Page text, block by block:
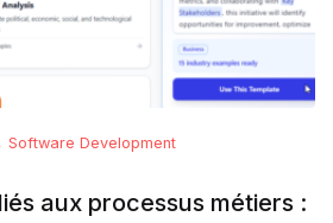
Software Development
aux processus métiers :